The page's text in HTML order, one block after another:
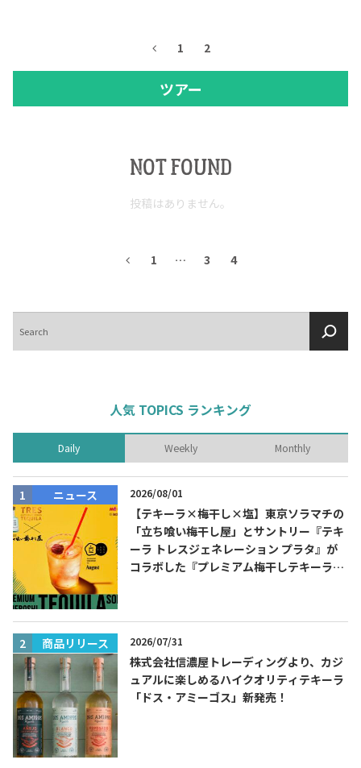
1 2
ツアー
NOT FOUND
投稿はありません。
1 … 3 4
索
人気 TOPICS ランキング
Daily Weekly Monthly
ニュース 2026/08/01
【テキーラ×梅干し×塩】東京ソラマチの
「立ち喰い梅干し屋」とサントリー『テキ
ーラ トレスジェネレーション プラタ』が
コラボした『プレミアム梅干しテキーラソ
商品リリース 2026/07/31
株式会社信濃屋トレーディングより、カジ
ュアルに楽しめるハイクオリティテキーラ
「ドス・アミーゴス」新発売！